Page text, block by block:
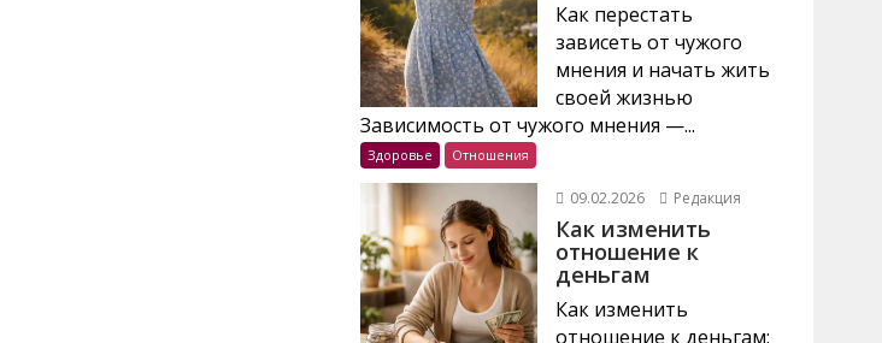
Как перестать
зависеть от чужого
мнения и начать жить
своей жизнью
Зависимость от чужого мнения —...
Здоровье Отношения
09.02.2026 Редакция
Как изменить
отношение к
деньгам
Как изменить
отношение к деньгам: